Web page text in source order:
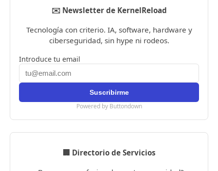
✉️ Newsletter de KernelReload
Tecnología con criterio. IA, software, hardware y
ciberseguridad, sin hype ni rodeos.
Introduce tu email
Powered by Buttondown
🏢 Directorio de Servicios